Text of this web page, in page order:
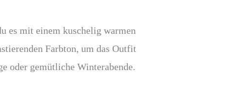
es mit einem kuschelig warmen
Farbton, um das Outfit
oder gemütliche Winterabende.